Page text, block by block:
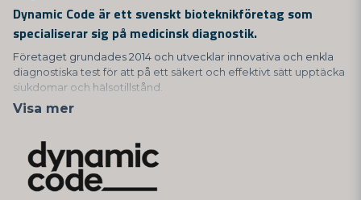
Dynamic Code är ett svenskt bioteknikföretag som
specialiserar sig på medicinsk diagnostik.
Företaget grundades 2014 och utvecklar innovativa och enkla
diagnostiska test för att på ett säkert och effektivt sätt upptäcka
sjukdomar och hälsotillstånd.
för att undersöka genetisk risk för olika sjukdomar, och
hälsotester för att mäta bl.a. vitamin- och mineralnivåer. Deras
tester är CE-märkta och godkända av svenska
Läkemedelsverket.
Visa mer